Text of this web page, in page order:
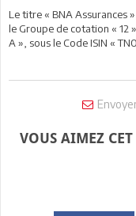
Le titre « BNA Assurances
le Groupe de cotation « 12
A », sous le Code ISIN «
VOUS AIMEZ CET